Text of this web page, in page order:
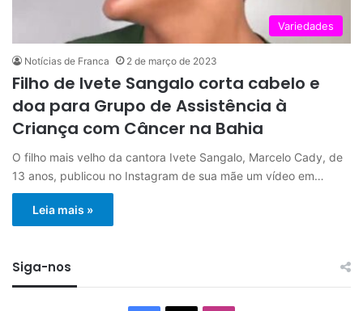
Variedades
Notícias de Franca 2 de março de 2023
Filho de Ivete Sangalo corta cabelo e
doa para Grupo de Assistência à
Criança com Câncer na Bahia
O filho mais velho da cantora Ivete Sangalo, Marcelo Cady, de
13 anos, publicou no Instagram de sua mãe um vídeo em…
Leia mais »
Siga-nos